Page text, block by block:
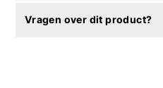
Vragen over dit product?